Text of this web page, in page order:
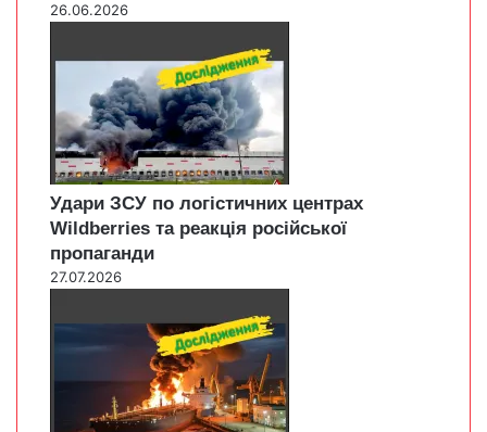
26.06.2026
Удари ЗСУ по логістичних центрах
Wildberries та реакція російської
пропаганди
27.07.2026